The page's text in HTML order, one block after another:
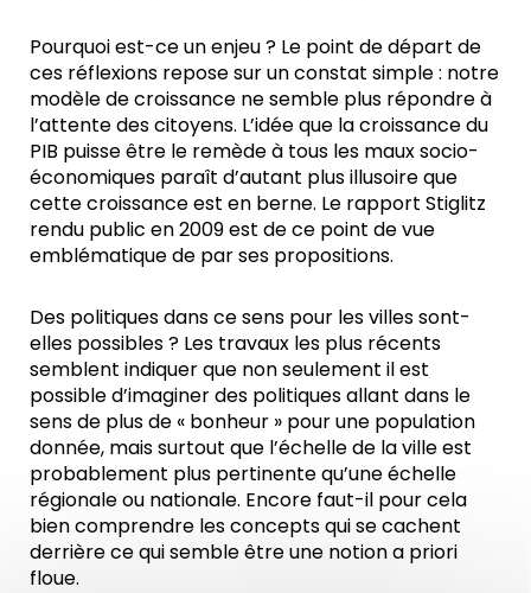
Pourquoi est-ce un enjeu ? Le point de départ de
ces réflexions repose sur un constat simple : notre
modèle de croissance ne semble plus répondre à
l’attente des citoyens. L’idée que la croissance du
PIB puisse être le remède à tous les maux socio-
économiques paraît d’autant plus illusoire que
cette croissance est en berne. Le rapport Stiglitz
rendu public en 2009 est de ce point de vue
emblématique de par ses propositions.
Des politiques dans ce sens pour les villes sont-
elles possibles ? Les travaux les plus récents
semblent indiquer que non seulement il est
possible d’imaginer des politiques allant dans le
sens de plus de « bonheur » pour une population
donnée, mais surtout que l’échelle de la ville est
probablement plus pertinente qu’une échelle
régionale ou nationale. Encore faut-il pour cela
bien comprendre les concepts qui se cachent
derrière ce qui semble être une notion a priori
floue.